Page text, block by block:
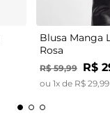
P
Blusa Manga
Rosa
R$ 59,99 R$
ou 1x de R$ 29 99